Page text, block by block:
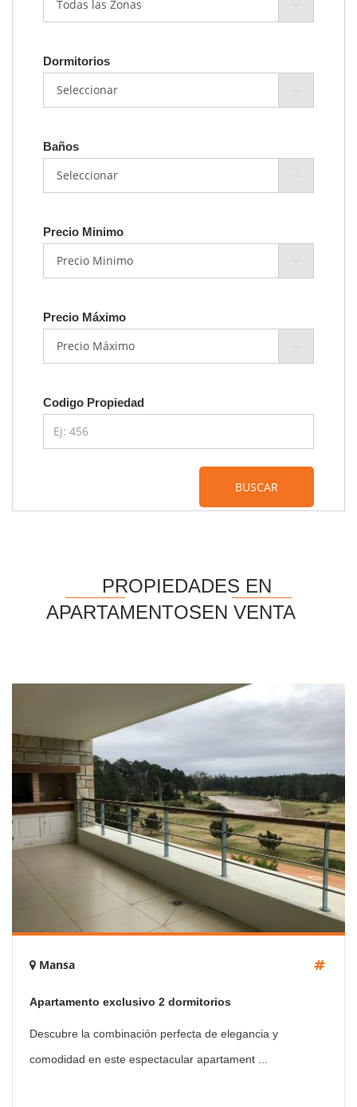
Dormitorios
Baños
Precio Minimo
Precio Máximo
Codigo Propiedad
BUSCAR
PROPIEDADES EN
APARTAMENTOSEN VENTA
Mansa
Apartamento exclusivo 2 dormitorios
Descubre la combinación perfecta de elegancia y
comodidad en este espectacular apartament ...